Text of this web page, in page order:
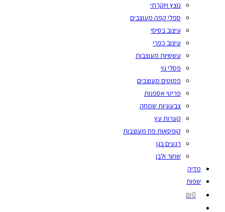
נוצץ ויוקרתי
ספלי קפה מעוצבים
עיצוב בסיסי
עיצוב כפרי
עששיות מעוצבות
פסלי נוי
פמוטים מעוצבים
פריטי אספנות
צבעוניות שמחה
קערות עץ
קופסאות פח מעוצבות
רגעים בגן
שחור ולבן
מדיה
שפות
₪0